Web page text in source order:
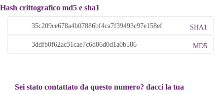
Hash crittografico md5 e sha1
SHA1
MD5
Sei stato contattato da questo numero? dacci la tua